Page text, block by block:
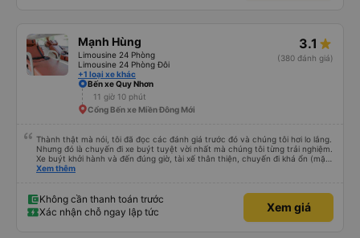
Mạnh Hùng
Limousine 24 Phòng
Limousine 24 Phòng Đôi
+1 loại xe khác
3.1
(380 đánh giá)
Bến xe Quy Nhơn
11 giờ 10 phút
Cổng Bến xe Miền Đông Mới
Thành thật mà nói, tôi đã đọc các đánh giá trước đó và chúng tôi hơi lo lắng.
Nhưng đó là chuyến đi xe buýt tuyệt vời nhất mà chúng tôi từng trải nghiệm.
Xe buýt khởi hành và đến đúng giờ, tài xế thân thiện, chuyến đi khá ổn (mặc
dù vẫn hơi xóc, nhưng đó là đặc trưng của Việt Nam ^^), và chỗ ngồi thoải
Xem thêm
Không cần thanh toán trước
Xác nhận chỗ ngay lập tức
Xem giá